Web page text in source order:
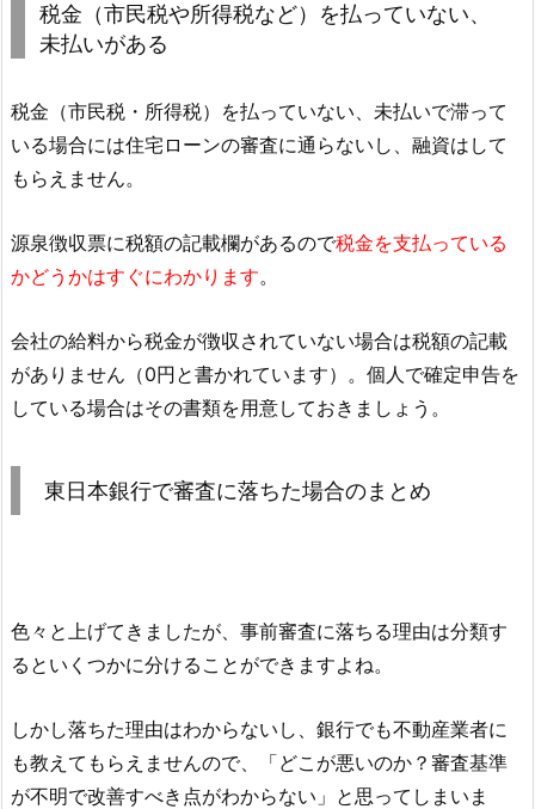
税金（市民税や所得税など）を払っていない、
未払いがある
税金（市民税・所得税）を払っていない、未払いで滞って
いる場合には住宅ローンの審査に通らないし、融資はして
もらえません。
源泉徴収票に税額の記載欄があるので税金を支払っている
かどうかはすぐにわかります。
会社の給料から税金が徴収されていない場合は税額の記載
がありません（0円と書かれています）。個人で確定申告を
している場合はその書類を用意しておきましょう。
東日本銀行で審査に落ちた場合のまとめ
色々と上げてきましたが、事前審査に落ちる理由は分類す
るといくつかに分けることができますよね。
しかし落ちた理由はわからないし、銀行でも不動産業者に
も教えてもらえませんので、「どこが悪いのか？審査基準
が不明で改善すべき点がわからない」と思ってしまいま